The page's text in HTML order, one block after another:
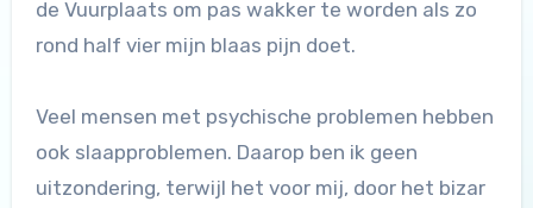
de Vuurplaats om pas wakker te worden als zo
rond half vier mijn blaas pijn doet.
Veel mensen met psychische problemen hebben
ook slaapproblemen. Daarop ben ik geen
uitzondering, terwijl het voor mij, door het bizar